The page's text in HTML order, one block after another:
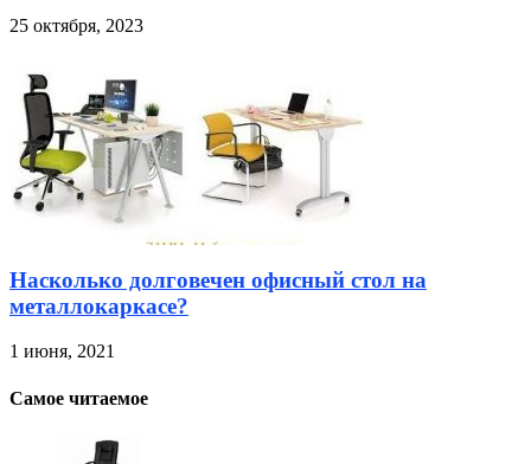
25 октября, 2023
Насколько долговечен офисный стол на
металлокаркасе?
1 июня, 2021
Самое читаемое